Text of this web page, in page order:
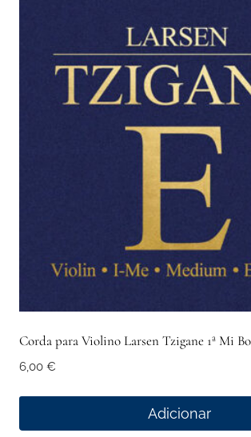
Corda para Violino Larsen Tzigane 1ª Mi
6,00 €
Adicionar